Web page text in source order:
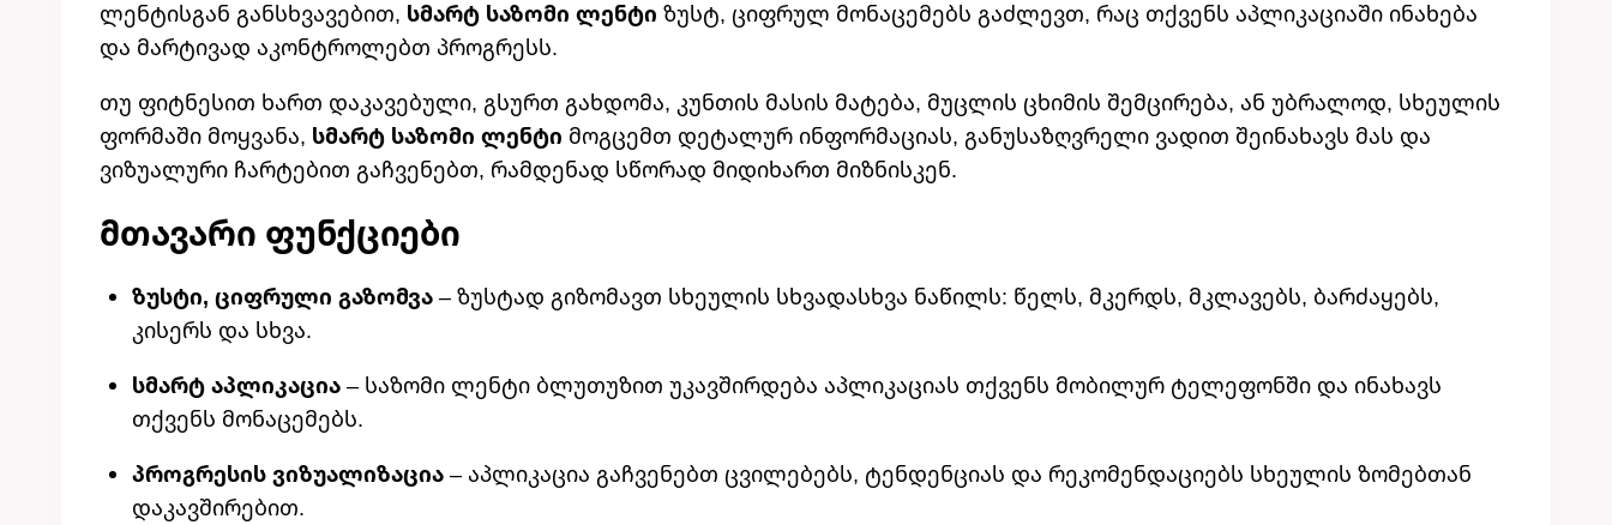
ლენტისგან განსხვავებით, სმარტ საზომი ლენტი ზუსტ, ციფრულ მონაცემებს გაძლევთ, რაც თქვენს აპლიკაციაში ინახება
და მარტივად აკონტროლებთ პროგრესს.
თუ ფიტნესით ხართ დაკავებული, გსურთ გახდომა, კუნთის მასის მატება, მუცლის ცხიმის შემცირება, ან უბრალოდ, სხეულის
ფორმაში მოყვანა, სმარტ საზომი ლენტი მოგცემთ დეტალურ ინფორმაციას, განუსაზღვრელი ვადით შეინახავს მას და
ვიზუალური ჩარტებით გაჩვენებთ, რამდენად სწორად მიდიხართ მიზნისკენ.
Მთავარი Ფუნქციები
ზუსტი, ციფრული გაზომვა – ზუსტად გიზომავთ სხეულის სხვადასხვა ნაწილს: წელს, მკერდს, მკლავებს, ბარძაყებს,
კისერს და სხვა.
სმარტ აპლიკაცია – საზომი ლენტი ბლუთუზით უკავშირდება აპლიკაციას თქვენს მობილურ ტელეფონში და ინახავს
თქვენს მონაცემებს.
პროგრესის ვიზუალიზაცია – აპლიკაცია გაჩვენებთ ცვილებებს, ტენდენციას და რეკომენდაციებს სხეულის ზომებთან
დაკავშირებით.